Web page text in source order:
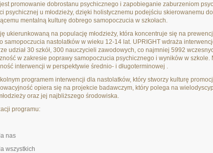
promowanie dobrostanu psychicznego i zapobieganie zaburzeniom
psychicznej u młodzieży, dzięki holistycznemu podejściu skierowanemu do
mentalną kulturę dobrego samopoczucia w szkołach.
ukierunkowaną na populację młodzieży, która koncentruje się na
samopoczucia nastolatków w wieku 12-14 lat. UPRIGHT wdraża
udział 30 szkół, 300 nauczycieli zawodowych, co najmniej 5992
w zakresie poprawy samopoczucia psychicznego i wyników w szkole.
interwencji w perspektywie średnio- i długoterminowej .
programem interwencji dla nastolatków, który stworzy kulturę
opiera się na projekcie badawczym, który polega na
oraz jej najbliższego środowiska.
programu:
nas
wszystkich